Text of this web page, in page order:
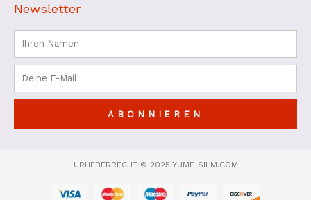
Newsletter
Name
Email
ABONNIEREN
URHEBERRECHT © 2025 YUME-SILM.COM